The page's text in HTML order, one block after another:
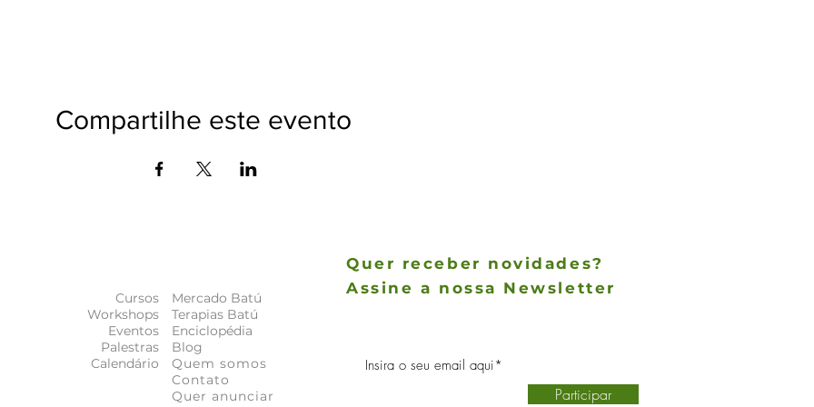
Compartilhe este evento
Cursos
Workshops
Eventos
Palestras
Calendário
Mercado Batú
Terapias Batú
Enciclopédia
Blog
Quem somos
Contato
Quer anunciar
Quer receber novidades?
Assine a nossa Newsletter
Participar